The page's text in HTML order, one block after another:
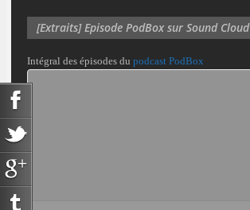
[Extraits] Episode PodBox sur Sound Cloud
Intégral des épisodes du podcast PodBox